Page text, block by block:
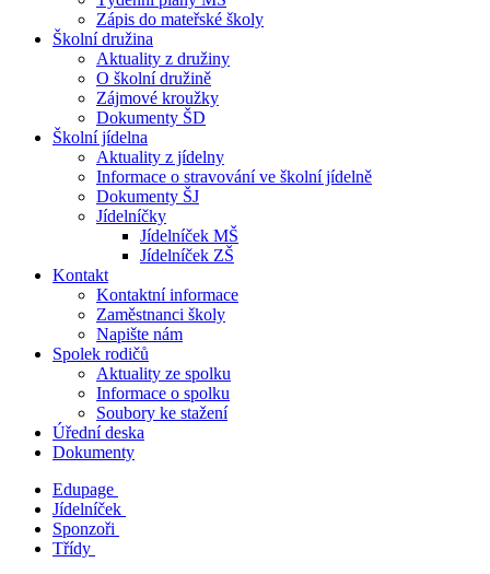
Zápis do mateřské školy
Školní družina
Aktuality z družiny
O školní družině
Zájmové kroužky
Dokumenty ŠD
Školní jídelna
Aktuality z jídelny
Informace o stravování ve školní jídelně
Dokumenty ŠJ
Jídelníčky
Jídelníček MŠ
Jídelníček ZŠ
Kontakt
Kontaktní informace
Zaměstnanci školy
Napište nám
Spolek rodičů
Aktuality ze spolku
Informace o spolku
Soubory ke stažení
Úřední deska
Dokumenty
Edupage
Jídelníček
Sponzoři
Třídy